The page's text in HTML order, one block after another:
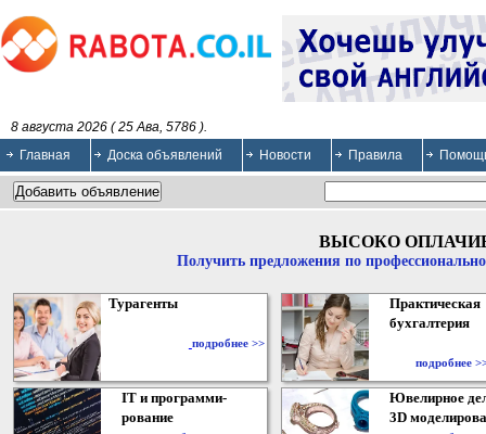
8 августа 2026 ( 25 Ава, 5786 ).
Главная
Доска объявлений Новости Правила
ВЫСОКО
Получить предложения по
Турагенты
подробнее >>
Практическая
бухгалтерия
подробнее
IT и программи-
рование
Ювелирное
3D